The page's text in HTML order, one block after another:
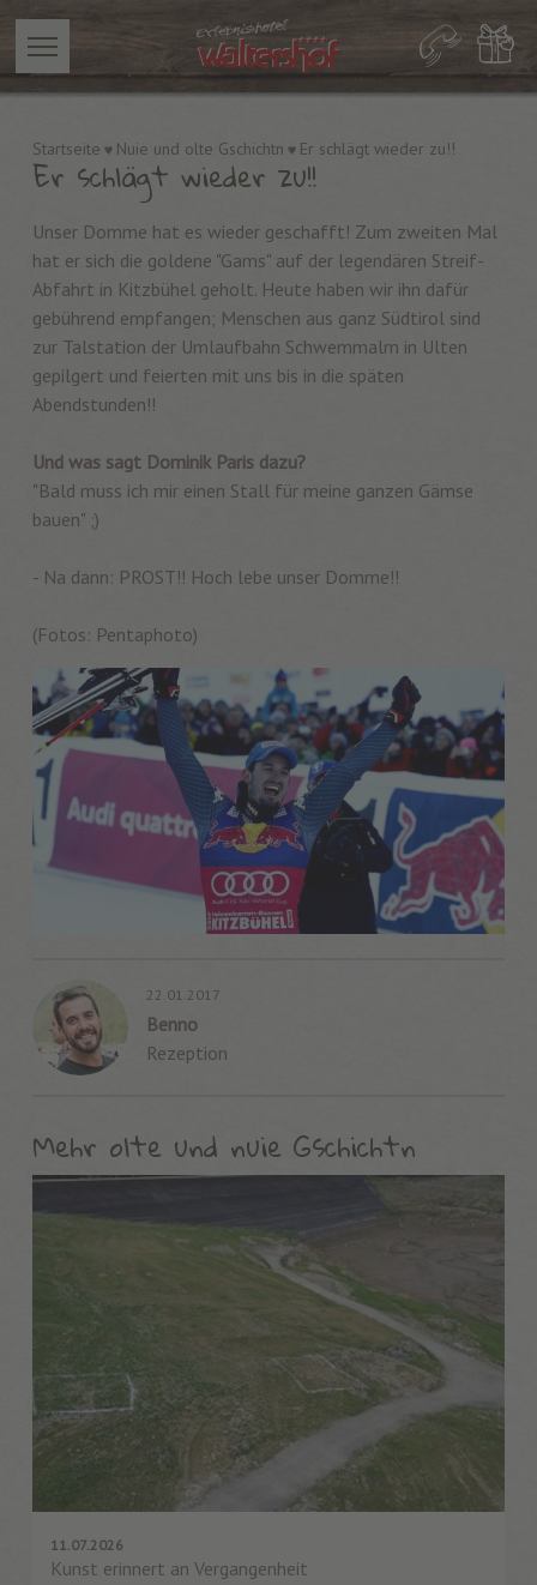
Startseite Nuie und olte Gschichtn Er schlägt wieder zu!!
Er schlägt wieder zu!!
Unser Domme hat es wieder geschafft! Zum zweiten Mal
hat er sich die goldene "Gams" auf der legendären Streif-
Abfahrt in Kitzbühel geholt. Heute haben wir ihn dafür
gebührend empfangen; Menschen aus ganz Südtirol sind
zur Talstation der Umlaufbahn Schwemmalm in Ulten
gepilgert und feierten mit uns bis in die späten
Abendstunden!!
Und was sagt Dominik Paris dazu?
"Bald muss ich mir einen Stall für meine ganzen Gämse
bauen" ;)
- Na dann: PROST!! Hoch lebe unser Domme!!
(Fotos: Pentaphoto)
22.01.2017
Benno
Rezeption
Mehr olte und nuie Gschichtn
11.07.2026
Kunst erinnert an Vergangenheit